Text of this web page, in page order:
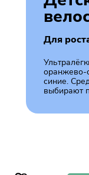
Для
оранжево-
синие.
выбирают